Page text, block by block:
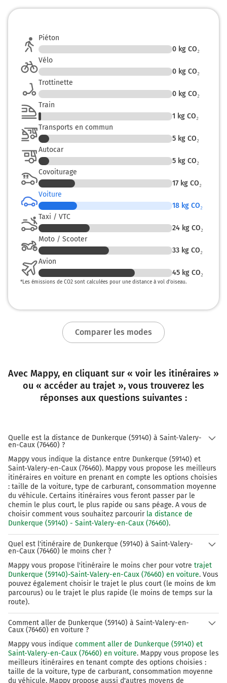
YVETOT
CANY-BARVILLE
ST VALERY EN CAUX
Payer 3,10 € (Péage Yerville)
Au rond-point, prendre la 1ère sortie sur D20 (Route de
Rouen) et continuer sur 3,4 kilomètres
Dieppe
Abbeville
Amiens
Yerville
Route de Rouen
253 km
Au rond-point, prendre la 2ème sortie sur D20 (Route
de Rouen) et continuer sur 3,2 kilomètres
260 km
Au rond-point, prendre la 2ème sortie sur D20 (Rue du
263 km
Continuer D20 sur 1,5 kilomètre
271 km
Au rond-point, prendre la 3ème sortie sur D20 et
continuer sur 1,7 kilomètre
278 km
Tourner à droite sur Avenue Foch et continuer sur 650
mètres
280 km
Au rond-point, prendre la 3ème sortie sur D925b et
continuer sur 95 mètres
280 km
2h45 Saint-Valery-en-Caux
76460
Piéton
0 kg CO₂
Vélo
0 kg CO₂
Trottinette
0 kg CO₂
Train
1 kg CO₂
Transports en commun
5 kg CO₂
Autocar
5 kg CO₂
Covoiturage
17 kg CO₂
Voiture
18 kg CO₂
Taxi / VTC
24 kg CO₂
Moto / Scooter
33 kg CO₂
Avion
45 kg CO₂
*Les émissions de CO2 sont calculées pour une distance à vol d’oiseau.
Comparer les modes
Avec Mappy, en cliquant sur « voir les itinéraires »
ou « accéder au trajet », vous trouverez les
réponses aux questions suivantes :
Quelle est la distance de Dunkerque (59140) à Saint-Valery-
en-Caux (76460) ?
Mappy vous indique la distance entre Dunkerque (59140) et
Saint-Valery-en-Caux (76460). Mappy vous propose les meilleurs
itinéraires en voiture en prenant en compte les options choisies
: taille de la voiture, type de carburant, consommation moyenne
du véhicule. Certains itinéraires vous feront passer par le
chemin le plus court, le plus rapide ou sans péage. A vous de
choisir comment vous souhaitez parcourir la distance de
Dunkerque (59140) - Saint-Valery-en-Caux (76460).
Quel est l'itinéraire de Dunkerque (59140) à Saint-Valery-
en-Caux (76460) le moins cher ?
Mappy vous propose l'itinéraire le moins cher pour votre trajet
Dunkerque (59140)-Saint-Valery-en-Caux (76460) en voiture. Vous
pouvez également choisir le trajet le plus court (le moins de km
parcourus) ou le trajet le plus rapide (le moins de temps sur la
route).
Comment aller de Dunkerque (59140) à Saint-Valery-en-
Caux (76460) en voiture ?
Mappy vous indique comment aller de Dunkerque (59140) et
Saint-Valery-en-Caux (76460) en voiture. Mappy vous propose les
meilleurs itinéraires en tenant compte des options choisies :
taille de la voiture, type de carburant, consommation moyenne
du véhicule. Mappy propose aussi d'autres moyens de